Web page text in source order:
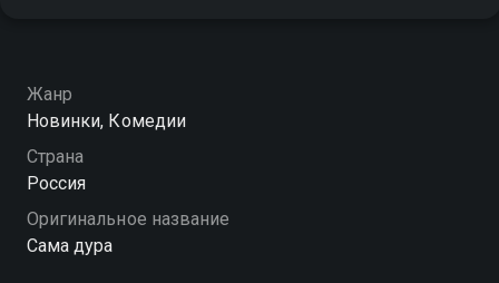
Жанр
Новинки, Комедии
Страна
Россия
Оригинальное название
Сама дура